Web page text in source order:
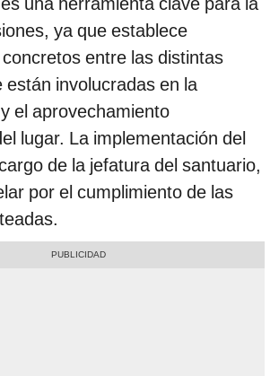
ya que establece
entre las distintas
están involucradas en la
el aprovechamiento
lugar. La implementación del
de la jefatura del santuario,
por el cumplimiento de las